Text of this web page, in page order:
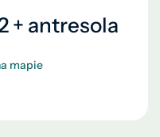
+ antresola
mapie